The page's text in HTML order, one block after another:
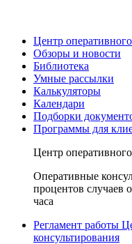
Центр
Обзоры и новости
Библиотека
Умные рассылки
Калькуляторы
Календари
Подборки
Программы для
Центр
Оперативные
процентов случаев
часа
Регламент работы
консультирования